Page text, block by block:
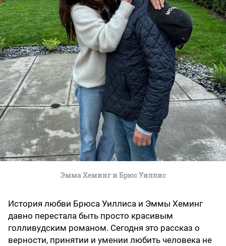
Эмма Хеминг и Брюс Уиллис
История любви Брюса Уиллиса и Эммы Хеминг
давно перестала быть просто красивым
голливудским романом. Сегодня это рассказ о
верности, принятии и умении любить человека не